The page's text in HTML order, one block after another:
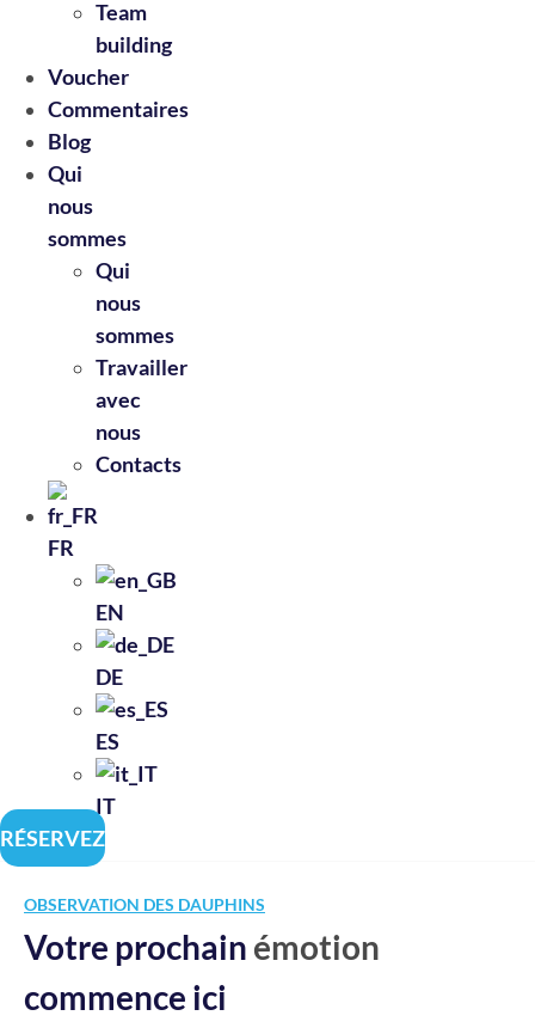
Team
building
Voucher
Commentaires
Blog
Qui
nous
sommes
Qui
nous
sommes
Travailler
avec
nous
Contacts
FR
EN
DE
ES
IT
RÉSERVEZ
OBSERVATION DES DAUPHINS
Votre prochain émotion
commence ici